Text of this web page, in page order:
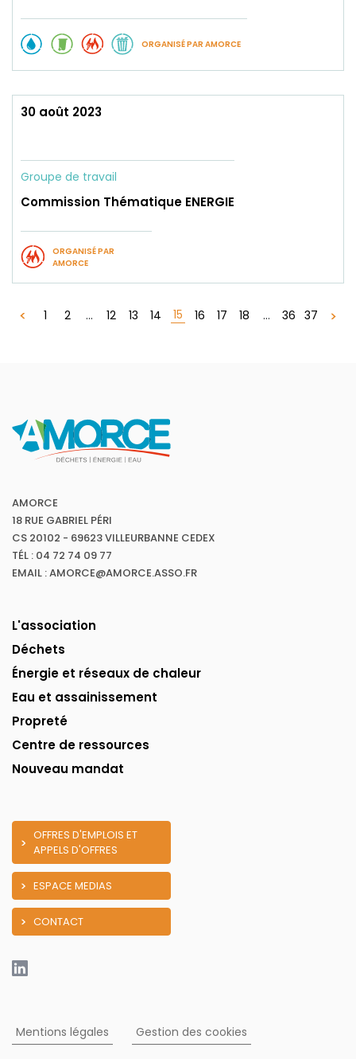
ORGANISÉ PAR AMORCE
30 août 2023
Groupe de travail
Commission Thématique ENERGIE
ORGANISÉ PAR
AMORCE
1 2 ... 12 13 14 15 16 17 18 ... 36 37
AMORCE
18 RUE GABRIEL PÉRI
CS 20102 - 69623 VILLEURBANNE CEDEX
TÉL : 04 72 74 09 77
EMAIL : AMORCE@AMORCE.ASSO.FR
L'association
Déchets
Énergie et réseaux de chaleur
Eau et assainissement
Propreté
Centre de ressources
Nouveau mandat
OFFRES D'EMPLOIS ET
APPELS D'OFFRES
ESPACE MEDIAS
CONTACT
Mentions légales Gestion des cookies